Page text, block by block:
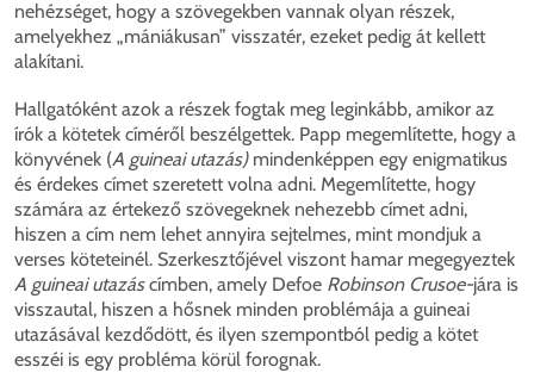
nehézséget, hogy a szövegekben vannak olyan részek,
amelyekhez „mániákusan” visszatér, ezeket pedig át kellett
alakítani.
Hallgatóként azok a részek fogtak meg leginkább, amikor az
írók a kötetek címéről beszélgettek. Papp megemlítette, hogy a
könyvének (A guineai utazás) mindenképpen egy enigmatikus
és érdekes címet szeretett volna adni. Megemlítette, hogy
számára az értekező szövegeknek nehezebb címet adni,
hiszen a cím nem lehet annyira sejtelmes, mint mondjuk a
verses köteteinél. Szerkesztőjével viszont hamar megegyeztek
A guineai utazáscímben, amely Defoe Robinson Crusoe-jára is
visszautal, hiszen a hősnek minden problémája a guineai
utazásával kezdődött, és ilyen szempontból pedig a kötet
esszéi is egy probléma körül forognak.